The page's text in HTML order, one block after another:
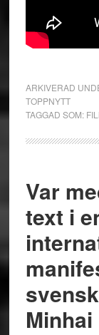
ARKIVERAD
TOPPNYTT
TAGGAD SOM:
Var
text i
Minhai